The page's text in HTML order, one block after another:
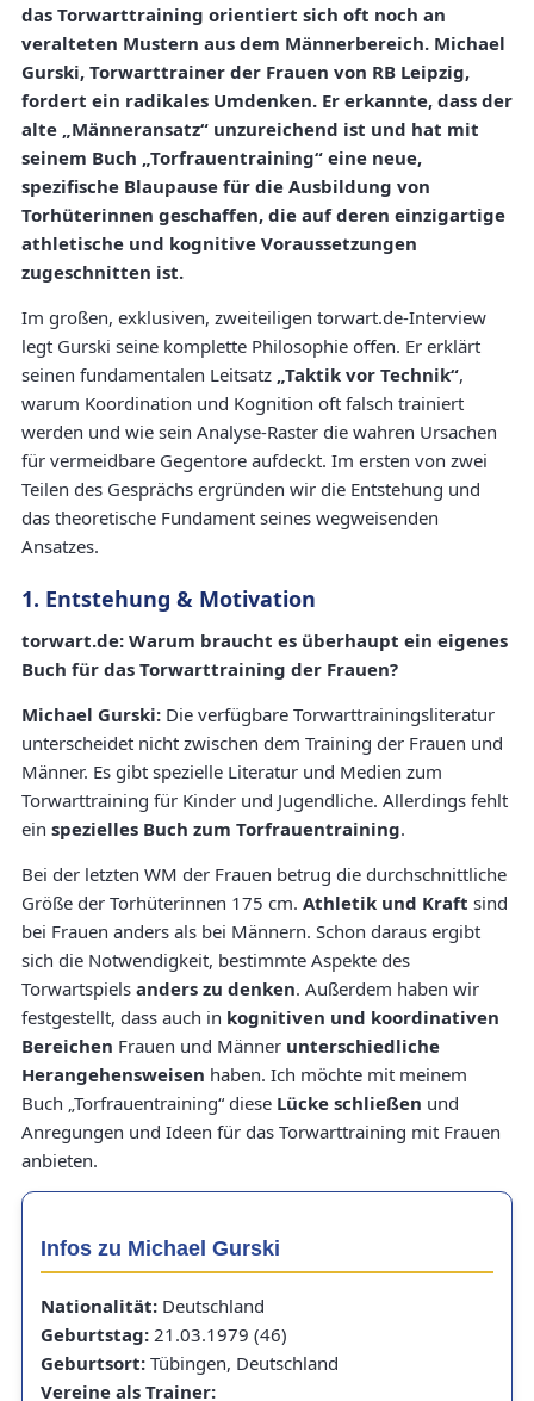
das Torwarttraining orientiert sich oft noch an
veralteten Mustern aus dem Männerbereich. Michael
Gurski, Torwarttrainer der Frauen von RB Leipzig,
fordert ein radikales Umdenken. Er erkannte, dass der
alte „Männeransatz“ unzureichend ist und hat mit
seinem Buch „Torfrauentraining“ eine neue,
spezifische Blaupause für die Ausbildung von
Torhüterinnen geschaffen, die auf deren einzigartige
athletische und kognitive Voraussetzungen
zugeschnitten ist.
Im großen, exklusiven, zweiteiligen torwart.de-Interview
legt Gurski seine komplette Philosophie offen. Er erklärt
seinen fundamentalen Leitsatz „Taktik vor Technik“,
warum Koordination und Kognition oft falsch trainiert
werden und wie sein Analyse-Raster die wahren Ursachen
für vermeidbare Gegentore aufdeckt. Im ersten von zwei
Teilen des Gesprächs ergründen wir die Entstehung und
das theoretische Fundament seines wegweisenden
Ansatzes.
1. Entstehung & Motivation
torwart.de: Warum braucht es überhaupt ein eigenes
Buch für das Torwarttraining der Frauen?
Michael Gurski: Die verfügbare Torwarttrainingsliteratur
unterscheidet nicht zwischen dem Training der Frauen und
Männer. Es gibt spezielle Literatur und Medien zum
Torwarttraining für Kinder und Jugendliche. Allerdings fehlt
ein spezielles Buch zum Torfrauentraining.
Bei der letzten WM der Frauen betrug die durchschnittliche
Größe der Torhüterinnen 175 cm. Athletik und Kraft sind
bei Frauen anders als bei Männern. Schon daraus ergibt
sich die Notwendigkeit, bestimmte Aspekte des
Torwartspiels anders zu denken. Außerdem haben wir
festgestellt, dass auch in kognitiven und koordinativen
Bereichen Frauen und Männer unterschiedliche
Herangehensweisen haben. Ich möchte mit meinem
Buch „Torfrauentraining“ diese Lücke schließen und
Anregungen und Ideen für das Torwarttraining mit Frauen
anbieten.
Infos zu Michael Gurski
Nationalität: Deutschland
Geburtstag: 21.03.1979 (46)
Geburtsort: Tübingen, Deutschland
Vereine als Trainer: